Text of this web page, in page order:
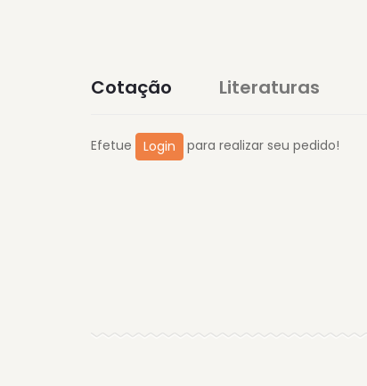
Cotação Literaturas
Efetue Login para realizar seu pedido!